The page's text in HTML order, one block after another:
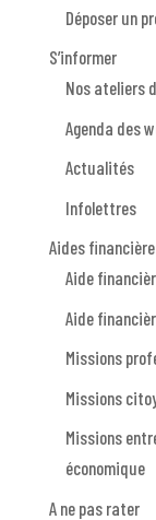
Déposer un
S’informer
Nos ateliers
Agenda des
Actualités
Infolettres
Aides
Aide
Aide
Missions
Missions
Missions
économique
A ne pas rater